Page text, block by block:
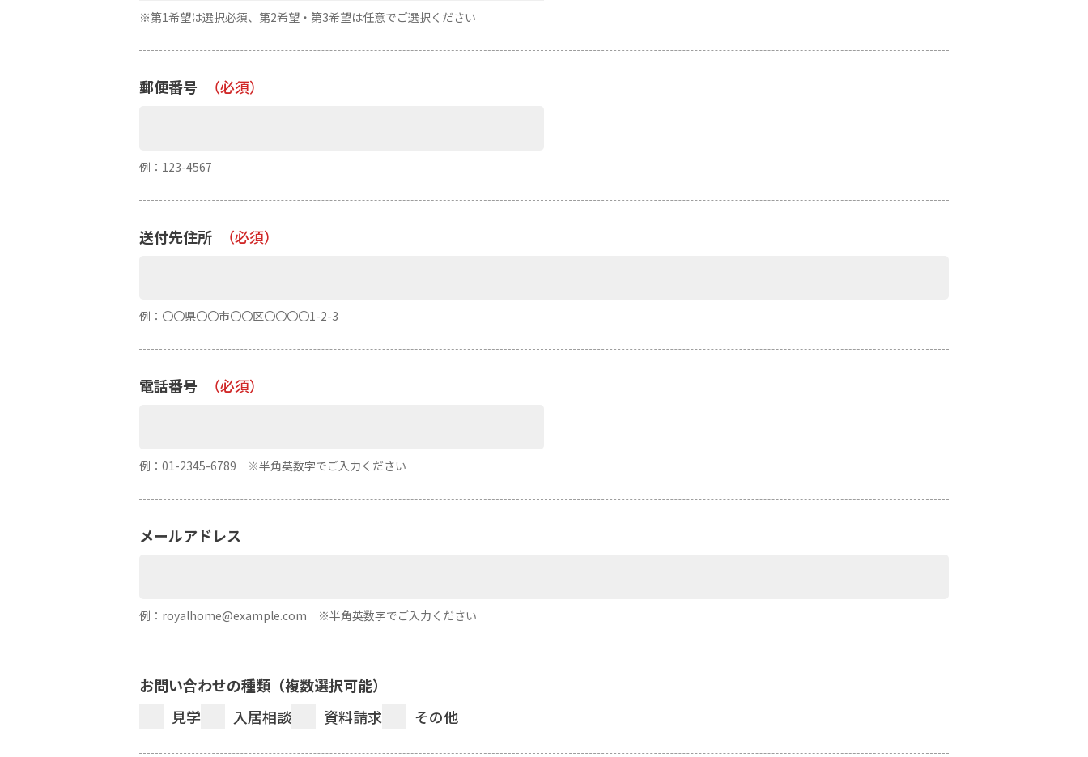
※第1希望は選択必須、第2希望・第3希望は任意でご選択ください
郵便番号 （必須）
例：123-4567
送付先住所 （必須）
例：〇〇県〇〇市〇〇区〇〇〇〇1-2-3
電話番号 （必須）
例：01-2345-6789 ※半角英数字でご入力ください
メールアドレス
例：royalhome@example.com ※半角英数字でご入力ください
お問い合わせの種類（複数選択可能）
見学
入居相談 資料請求 その他